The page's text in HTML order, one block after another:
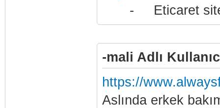
- Eticaret sitesi,
-mali Adlı
https://
Aslında erkek